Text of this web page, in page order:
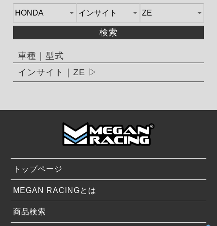
検索
車種｜型式
インサイト｜ZE
トップページ
MEGAN RACINGとは
商品検索